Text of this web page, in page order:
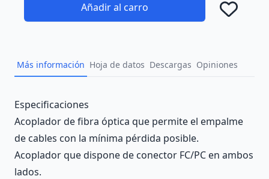
Añadir al carro
Más información Hoja de datos Descargas Opiniones
Description
Especificaciones
Acoplador de fibra óptica que permite el empalme
de cables con la mínima pérdida posible.
Acoplador que dispone de conector FC/PC en ambos
lados.